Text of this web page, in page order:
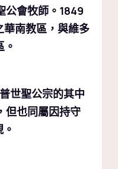
公會牧師。1849
華南教區，與維多
世聖公宗的其中
但也同屬因持守